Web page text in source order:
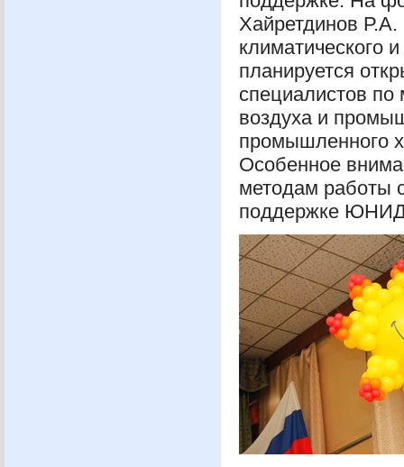
Хайретдинов
климатического
планируется
специалистов
воздуха и
промышленного
Особенное
методам работы
поддержке